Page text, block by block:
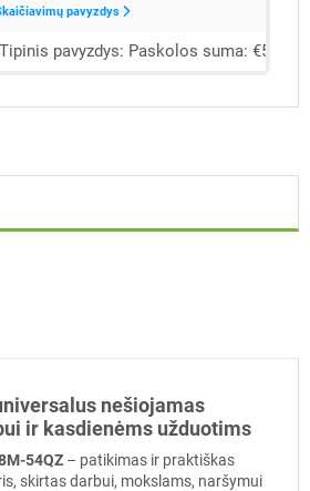
nešiojamas
ir kasdienėms užduotims
54QZ– patikimas ir praktiškas
skirtas darbui, mokslams, naršymui